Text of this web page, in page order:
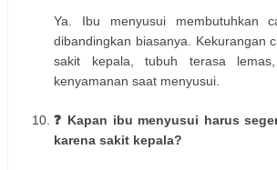
Ya. Ibu menyusui membutuhkan
dibandingkan biasanya. Kekurangan
sakit kepala, tubuh terasa
kenyamanan saat menyusui.
❓ Kapan ibu menyusui harus
karena sakit kepala?